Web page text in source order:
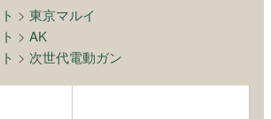
> 東京マルイ
> AK
> 次世代電動ガン